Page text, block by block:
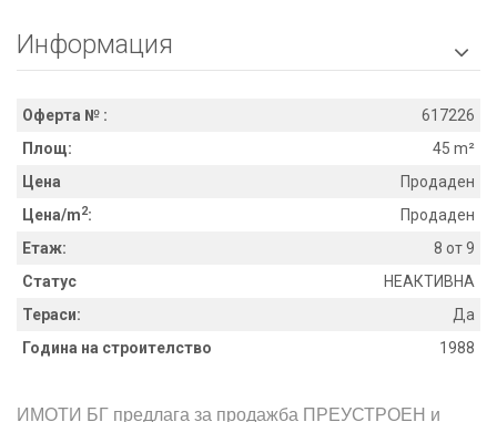
Информация 
Оферта № :
617226
Площ:
45 m²
Цена
Продаден
Цена/m2:
Продаден
Етаж:
8 от 9
Статус
НЕАКТИВНА
Тераси:
Да
Година на строителство
1988
ИМОТИ БГ предлага за продажба ПРЕУСТРОЕН и